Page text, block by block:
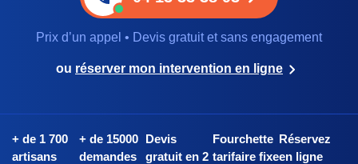
Prix d’un appel • Devis gratuit et sans engagement
ou réserver mon intervention en ligne
+ de 1 700
artisans
+ de 15000
demandes
Devis
gratuit en 2
Fourchette
tarifaire fixe
Réservez
en ligne